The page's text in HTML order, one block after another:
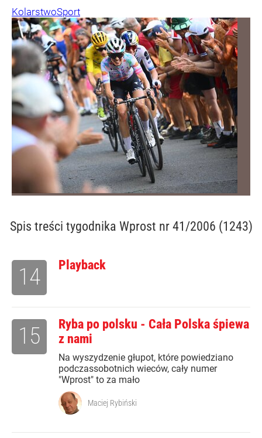
KolarstwoSport
Spis treści tygodnika Wprost nr 41/2006 (1243)
Playback
14
Ryba po polsku - Cała Polska śpiewa
z nami
Na wyszydzenie głupot, które powiedziano
podczassobotnich wieców, cały numer
"Wprost" to za mało
15
Maciej Rybiński